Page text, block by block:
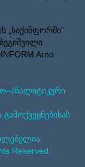
„საქინფორმი”
Arno
Reserved.